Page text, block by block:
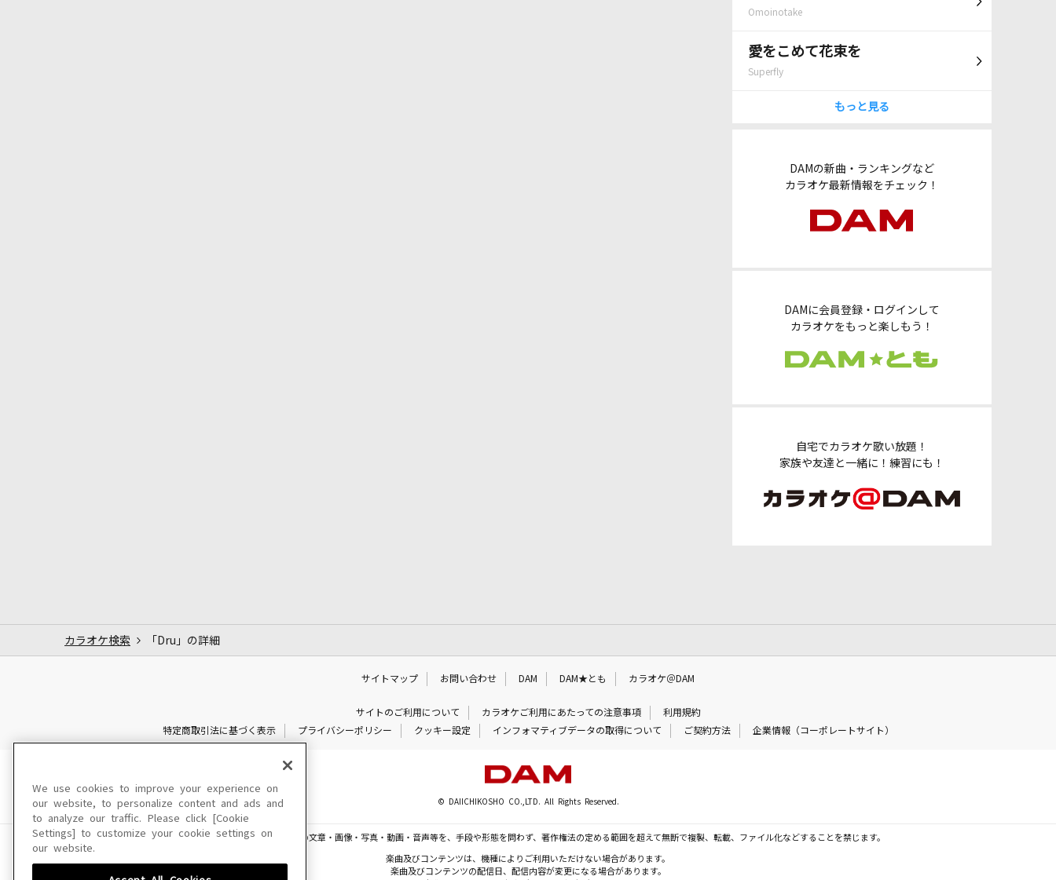
Omoinotake
愛をこめて花束を
Superfly
もっと見る
DAMの新曲・ランキングなど
カラオケ最新情報をチェック！
DAMに会員登録・ログインして
カラオケをもっと楽しもう！
自宅でカラオケ歌い放題！
家族や友達と一緒に！練習にも！
カラオケ検索 「Dru」の詳細
サイトマップ お問い合わせ DAM DAM★とも カラオケ＠DAM
サイトのご利用について カラオケご利用にあたっての注意事項
利用規約
特定商取引法に基づく表示
プライバシーポリシー クッキー設定 インフォマティブデータの取得について ご契約方法 企業情報（コーポレートサイト）
© DAIICHIKOSHO CO.,LTD. All Rights Reserved.
このサイトに掲載されている一切の文章・画像・写真・動画・音声等を、手段や形態を問わず、著作権法の定める範囲を超えて無断で複製、転載、ファイル化などすることを禁じます。
楽曲及びコンテンツは、機種によりご利用いただけない場合があります。
楽曲及びコンテンツの配信日、配信内容が変更になる場合があります。
We use cookies to improve your experience on
our website, to personalize content and ads and
to analyze our traffic. Please click [Cookie
Settings] to customize your cookie settings on
our website.